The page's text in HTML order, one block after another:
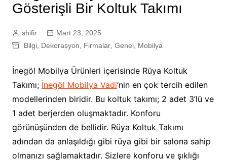
Gösterişli Bir Koltuk Takımı
shifir
Mart 23, 2025
Bilgi, Dekorasyon Firmalar, Genel, Mobilya
İnegöl Mobilya Ürünleri içerisinde Rüya Koltuk
Takımı; İnegöl Mobilya Vadi‘nin en çok tercih edilen
modellerinden biridir. Bu koltuk takımı; 2 adet 3’lü ve
1 adet berjerden oluşmaktadır. Konforu
görünüşünden de bellidir. Rüya Koltuk Takımı
adından da anlaşıldığı gibi rüya gibi bir salona sahip
olmanızı sağlamaktadır. Sizlere konforu ve şıklığı